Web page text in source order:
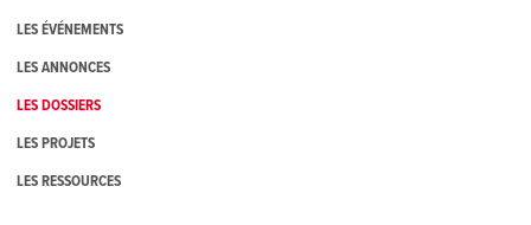
LES ÉVÉNEMENTS
LES ANNONCES
LES DOSSIERS
LES PROJETS
LES RESSOURCES